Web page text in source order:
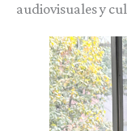
audiovisuales y